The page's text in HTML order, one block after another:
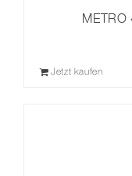
METRO
Jetzt kaufen